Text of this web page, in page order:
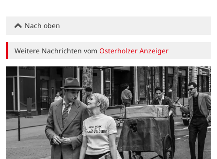
Nach oben
Weitere Nachrichten vomOsterholzer Anzeiger